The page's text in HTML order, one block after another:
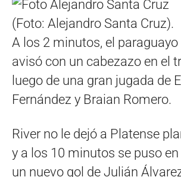
(Foto: Alejandro Santa Cruz).
A los 2 minutos, el
avisó con un cabezazo en el
luego de una gran jugada de
Fernández y Braian Romero.
River no le dejó a Platense
y a los 10 minutos se puso
un nuevo gol de Julián